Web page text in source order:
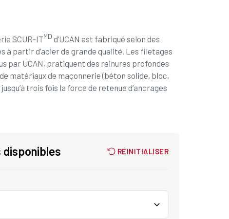
SCUR-ITMD d’UCAN est fabriqué selon des
à partir d’acier de grande qualité. Les filetages
par UCAN, pratiquent des rainures profondes
matériaux de maçonnerie (béton solide, bloc,
trois fois la force de retenue d’ancrages
disponibles RÉINITIALISER